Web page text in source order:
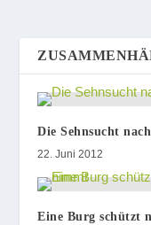
Die Sehnsucht
22. Juni 2012
Eine Burg schützt